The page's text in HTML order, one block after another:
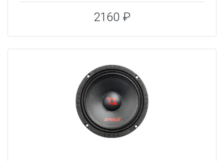
2160 ₽